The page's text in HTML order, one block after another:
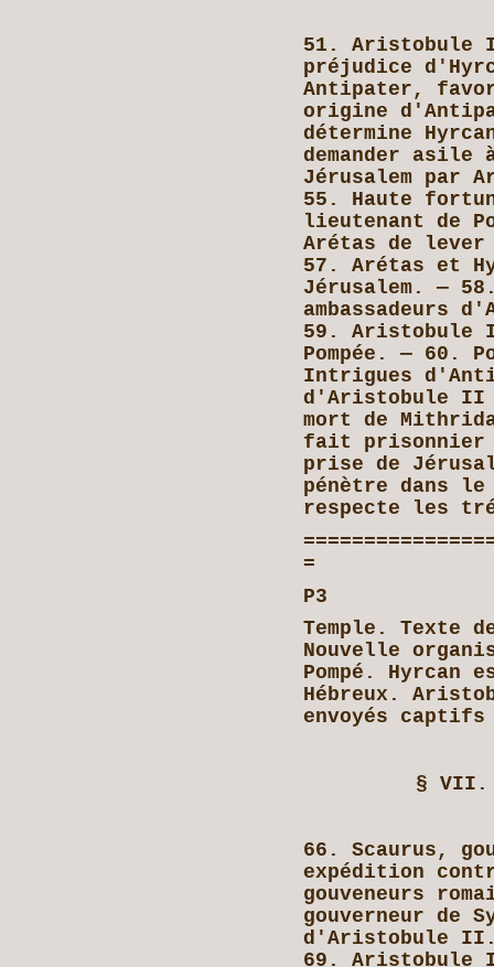
51. Aristobule
préjudice
Antipater,
origine
détermine
demander asile
Jérusalem par
55. Haute
lieutenant de
Arétas de
57. Arétas et
Jérusalem. — 58.
ambassadeurs
59. Aristobule
Pompée. — 60.
Intrigues
d'Aristobule II
mort de
fait prisonnier
prise de
pénètre dans
respecte les
=
P3
Temple. Texte
Nouvelle
Pompé. Hyrcan
Hébreux.
envoyés captifs
§ VII.
66. Scaurus,
expédition
gouveneurs
gouverneur de
d'Aristobule II.
69. Aristobule